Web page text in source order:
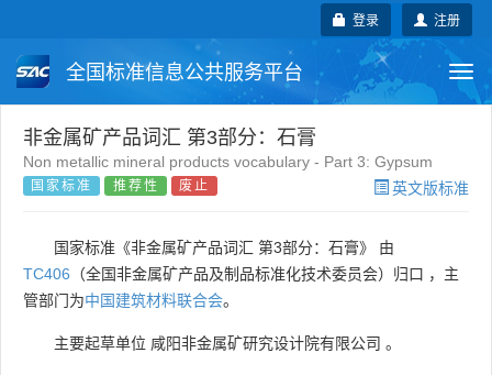
注册
登录
全国标准信息公共服务平台
国家标准 行业标准
团体标准 国际标准
国外标准 技术委员会
非金属矿产品词汇 第3部分：石膏
Non metallic mineral products vocabulary - Part 3: Gypsum
国家标准 推荐性 废止 英文版标准
国家标准《非金属矿产品词汇 第3部分：石膏》 由
TC406 （全国非金属矿产品及制品标准化技术委员会）归口 ，主
管部门为中国建筑材料联合会。
主要起草单位 咸阳非金属矿研究设计院有限公司 。